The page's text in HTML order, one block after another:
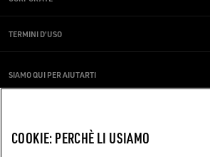
TERMINI D'USO
SIAMO QUI PER AIUTARTI
Stai utilizzando uno screen reader e hai difficoltà?
COOKIE: PERCHÈ LI USIAMO